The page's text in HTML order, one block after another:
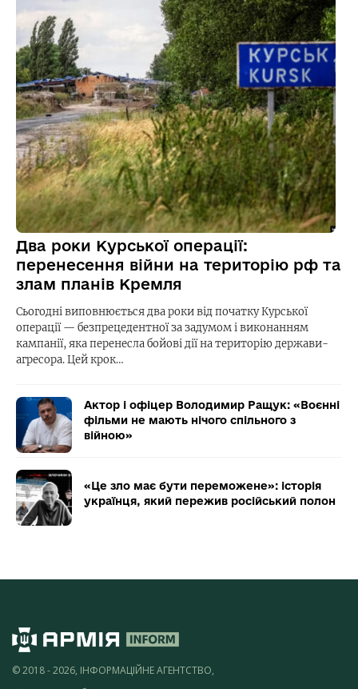
Два роки Курської операції:
перенесення війни на територію рф та
злам планів Кремля
Сьогодні виповнюється два роки від початку Курської
операції — безпрецедентної за задумом і виконанням
кампанії, яка перенесла бойові дії на територію держави-
агресора. Цей крок…
Актор і офіцер Володимир Ращук: «Воєнні
фільми не мають нічого спільного з
війною»
«Це зло має бути переможене»: історія
українця, який пережив російський полон
© 2018 - 2026, ІНФОРМАЦІЙНЕ АГЕНТСТВО,